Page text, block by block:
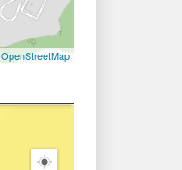
OpenStreetMap